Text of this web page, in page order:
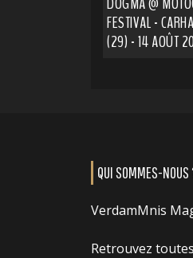
FESTIVAL -
(29) - 14 AOÛT
QUI SOMMES-NOUS
VerdamMnis
Retrouvez